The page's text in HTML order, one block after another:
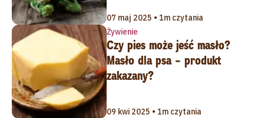
07 maj 2025 • 1m czytania
Żywienie
Czy pies może jeść masło?
Masło dla psa – produkt
zakazany?
09 kwi 2025 • 1m czytania